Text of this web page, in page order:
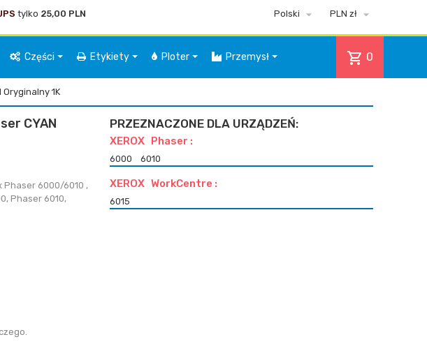
tylko 25,00 PLN Polski  PLN zł 
shopping_cart 0
Części Etykiety Ploter Przemysł
1K
CYAN
Phaser 6000/6010 ,
Phaser 6010,
PRZEZNACZONE DLA URZĄDZEŃ:
XEROX Phaser :
6000 6010
XEROX WorkCentre :
6015